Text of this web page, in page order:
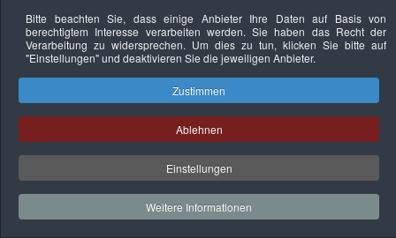
Datenschutzerklärung Urheberrechtsnachweise Nachhaltigkeit
Copyright © 2026. Bundesverband Deutscher
Sachverständiger und Fachgutachter e.V..
Bitte beachten Sie, dass einige Anbieter Ihre Daten auf Basis von
berechtigtem Interesse verarbeiten werden. Sie haben das Recht der
Verarbeitung zu widersprechen. Um dies zu tun, klicken Sie bitte auf
"Einstellungen"und deaktivieren Sie die jeweiligen Anbieter.
Zustimmen
Ablehnen
Einstellungen
Weitere Informationen